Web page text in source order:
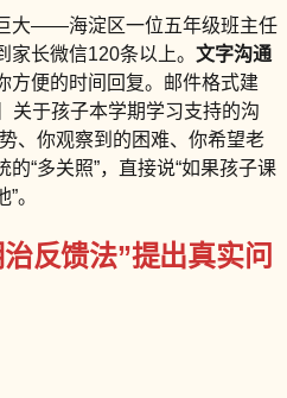
大——海淀区一位五年级班主任
长微信120条以上。 文字沟通
方便的时间回复。邮件格式建
关于孩子本学期学习支持的沟
、你观察到的困难、你希望老
“多关照”，直接说“如果孩子课
。
反馈法”提出真实问